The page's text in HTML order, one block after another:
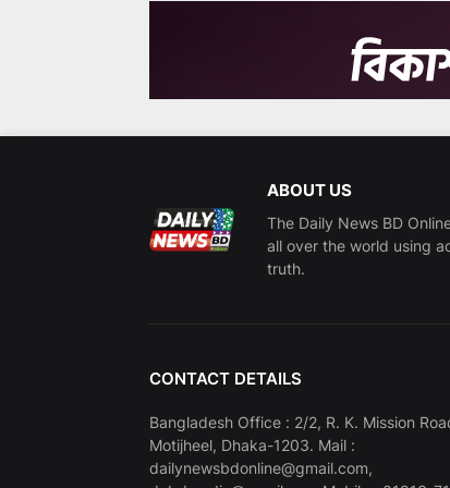
ABOUT US
The Daily News BD
all over the world using
truth.
CONTACT DETAILS
Bangladesh Office : 2/2, R. K. Mission
Motijheel, Dhaka-1203. Mail :
dailynewsbdonline@gmail.com,